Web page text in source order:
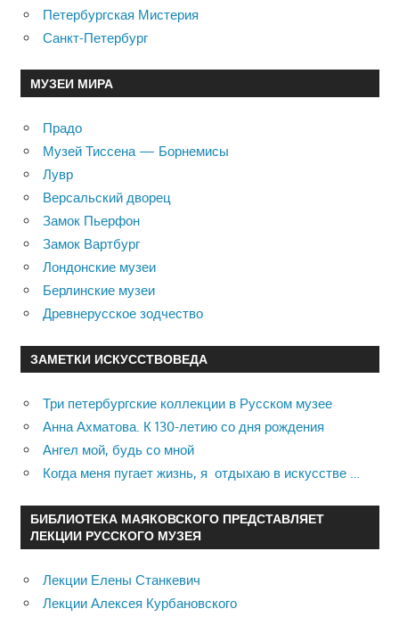
Петербургская Мистерия
Санкт-Петербург
МУЗЕИ МИРА
Прадо
Музей Тиссена — Борнемисы
Лувр
Версальский дворец
Замок Пьерфон
Замок Вартбург
Лондонские музеи
Берлинские музеи
Древнерусское зодчество
ЗАМЕТКИ ИСКУССТВОВЕДА
Три петербургские коллекции в Русском музее
Анна Ахматова. К 130-летию со дня рождения
Ангел мой, будь со мной
Когда меня пугает жизнь, я отдыхаю в искусстве …
БИБЛИОТЕКА МАЯКОВСКОГО ПРЕДСТАВЛЯЕТ
ЛЕКЦИИ РУССКОГО МУЗЕЯ
Лекции Елены Станкевич
Лекции Алексея Курбановского